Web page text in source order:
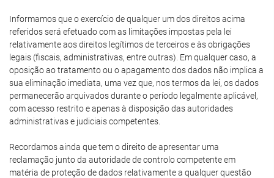
Informamos que o exercício de qualquer um dos direitos acima
referidos será efetuado com as limitações impostas pela lei
relativamente aos direitos legítimos de terceiros e às obrigações
legais (fiscais, administrativas, entre outras). Em qualquer caso, a
oposição ao tratamento ou o apagamento dos dados não implica a
sua eliminação imediata, uma vez que, nos termos da lei, os dados
permanecerão arquivados durante o período legalmente aplicável,
com acesso restrito e apenas à disposição das autoridades
administrativas e judiciais competentes.
Recordamos ainda que tem o direito de apresentar uma
reclamação junto da autoridade de controlo competente em
matéria de proteção de dados relativamente a qualquer questão